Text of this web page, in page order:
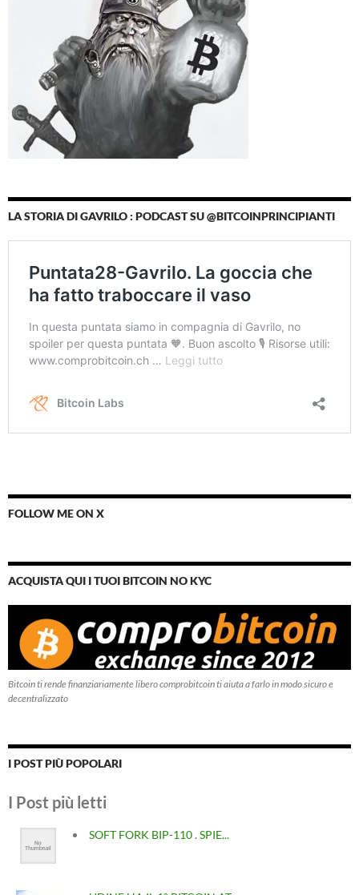
LA STORIA DI GAVRILO : PODCAST SU @BITCOINPRINCIPIANTI
FOLLOW ME ON X
ACQUISTA QUI I TUOI BITCOIN NO KYC
Bitcoin ti rende finanziariamente libero comprobitcoin ti aiuta a farlo in modo sicuro e
decentralizzato
I POST PIÙ POPOLARI
I Post più letti
SOFT FORK BIP-110 . SPIE...